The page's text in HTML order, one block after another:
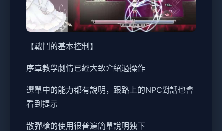
【戰鬥的基本控制】
序章教學劇情已經大致介紹過操作
選單中的能力都有說明，跟路上的NPC對話也會
看到提示
散彈槍的使用很普遍簡單說明独下